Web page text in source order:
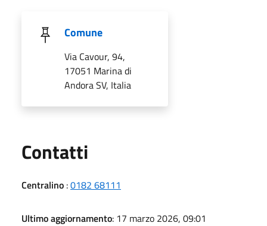
Comune
Via Cavour, 94,
17051 Marina di
Andora SV, Italia
Contatti
Centralino :0182 68111
Ultimo aggiornamento: 17 marzo 2026, 09:01